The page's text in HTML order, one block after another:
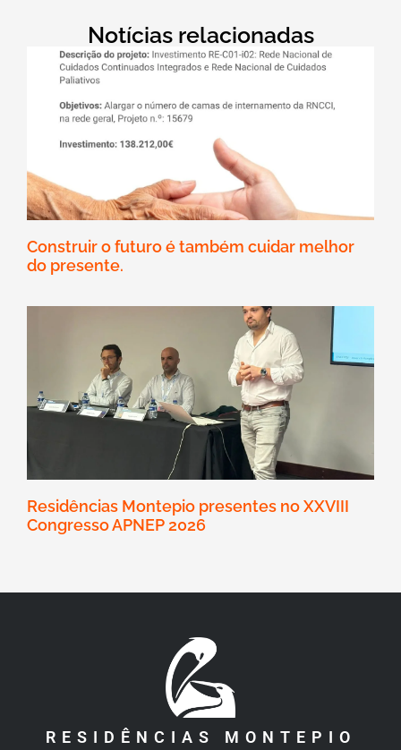
Notícias relacionadas
Construir o futuro é também cuidar melhor
do presente.
Residências Montepio presentes no XXVIII
Congresso APNEP 2026
RESIDÊNCIAS MONTEPIO